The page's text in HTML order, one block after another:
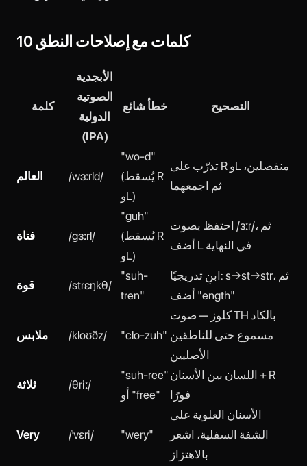
10 كلمات مع إصلاحات النطق
كلمة
الأبجدية
الصوتية
الدولية
(IPA)
خطأ شائع التصحيح
العالم /wɜːrld/
"wo-d"
(يُسقط R
وL)
تدرّب على R وL منفصلين،
ثم اجمعهما
فتاة /ɡɜːrl/
"guh"
(يُسقط R
وL)
احتفظ بصوت /ɜːr/، ثم
أضف L في النهاية
قوة /strɛŋkθ/
"suh-
tren"
ابنِ تدريجيًا: s→st→str، ثم
أضف "ength"
ملابس /kloʊðz/ "clo-zuh"
كلوز — صوت TH بالكاد
مسموع حتى للناطقين
الأصليين
ثلاثة /θriː/
"suh-ree"
أو "free"
اللسان بين الأسنان + R
فورًا
Very /ˈvɛri/ "wery"
الأسنان العلوية على
الشفة السفلية، اشعر
بالاهتزاز